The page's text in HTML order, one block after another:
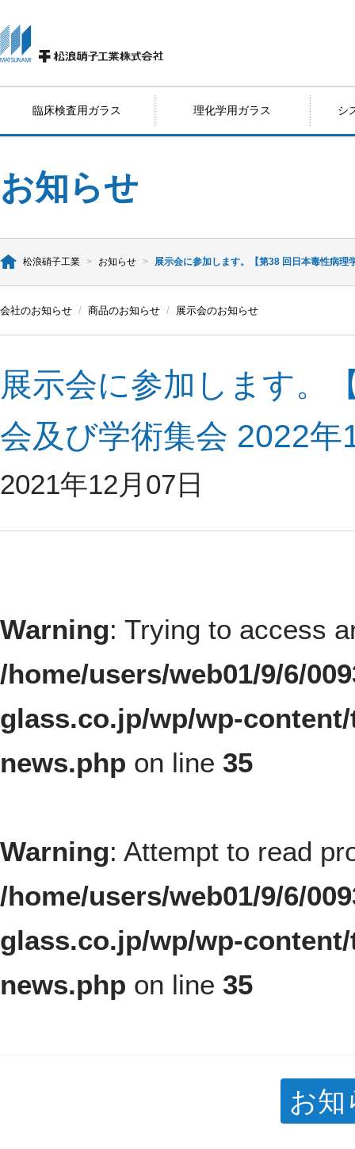
臨床検査用ガラス 理化学用ガラス シ
お知らせ
松浪硝子工業 > お知らせ > 展示会に参加します。【第38 回日本毒性病
会社のお知らせ / 商品のお知らせ / 展示会のお知らせ
展示会に参加します。
会及び学術集会 2022
2021年12月07日
Warning: Trying to access
/home/users/web01/9/6/
glass.co.jp/wp/wp-
news.php on line 35
Warning: Attempt to read
/home/users/web01/9/6/
glass.co.jp/wp/wp-
news.php on line 35
お知